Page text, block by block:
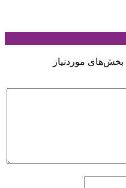
بخش‌های موردنیاز